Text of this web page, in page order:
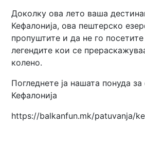
Доколку ова лето ваша
Кефалонија, ова пештерско
пропуштите и да не го
легендите кои се
колено.
Погледнете ја нашата понуда
Кефалонија
https://balkanfun.mk/patuvanja/